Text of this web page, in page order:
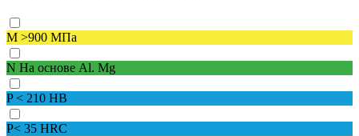
M >900 МПа
N На основе Al. Mg
P< 210 HB
P< 35 HRC